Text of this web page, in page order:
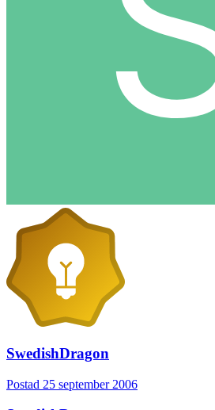
SwedishDragon
Postad 25 september 2006